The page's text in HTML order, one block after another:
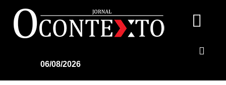
06/08/2026